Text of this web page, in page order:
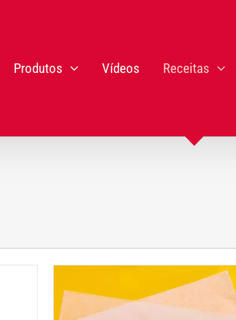
Produtos Vídeos Receitas